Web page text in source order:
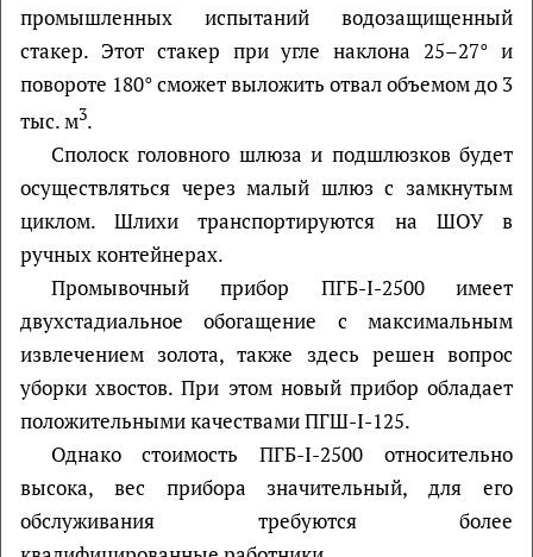
промышленных испытаний водозащищенный
стакер. Этот стакер при угле наклона 25–27° и
повороте 180° сможет выло­жить отвал объемом до 3
тыс. м3.
Сполоск головного шлюза и подшлюзков будет
осуществляться через малый шлюз с замкнутым
циклом. Шлихи транспортируются на ШОУ в
ручных контейнерах.
Промывочный прибор ПГБ-I-2500 имеет
двухстадиальное обогащение с максимальным
извлечением золота, также здесь решен вопрос
уборки хвостов. При этом новый прибор обладает
положительными качествами ПГШ-I-125.
Однако стоимость ПГБ-I-2500 относительно
высока, вес прибора значительный, для его
обслуживания требуются более